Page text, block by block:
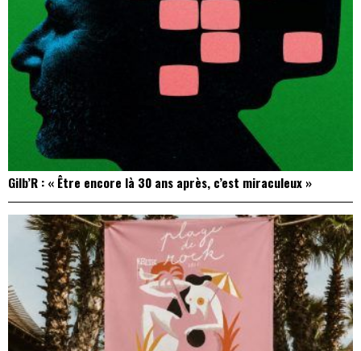
Gilb’R : « Être encore là 30 ans après, c’est miraculeux »